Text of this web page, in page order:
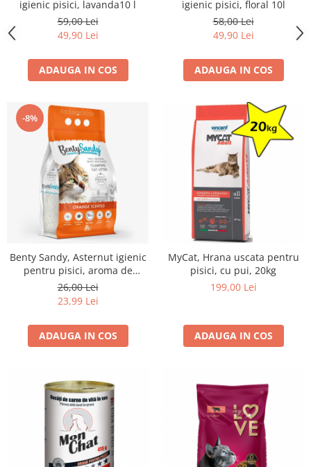
igienic pisici, lavanda10 l
59,00 Lei
49,90 Lei
ADAUGA IN COS
igienic pisici, floral 10l
58,00 Lei
49,90 Lei
ADAUGA IN COS
-8%
Benty Sandy, Asternut igienic
pentru pisici, aroma de
portocala, 5l
26,00 Lei
23,99 Lei
ADAUGA IN COS
MyCat, Hrana uscata pentru
pisici, cu pui, 20kg
199,00 Lei
ADAUGA IN COS